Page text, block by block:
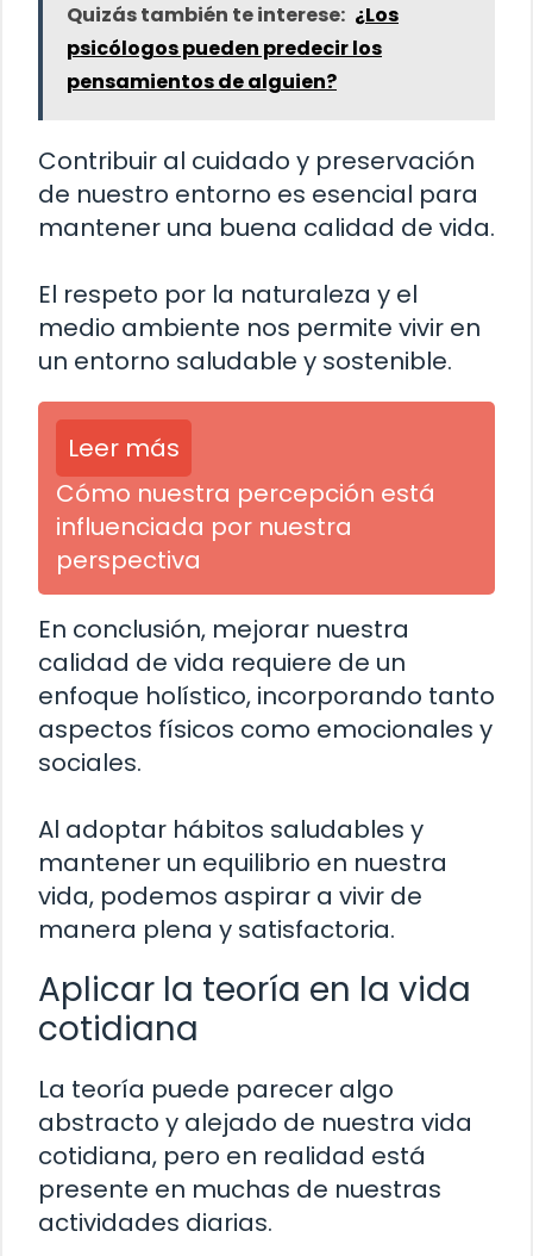
Quizás también te interese: ¿Los
psicólogos pueden predecir los
pensamientos de alguien?
Contribuir al cuidado y preservación
de nuestro entorno es esencial para
mantener una buena calidad de vida.
El respeto por la naturaleza y el
medio ambiente nos permite vivir en
un entorno saludable y sostenible.
Leer más
Cómo nuestra percepción está
influenciada por nuestra
perspectiva
En conclusión, mejorar nuestra
calidad de vida requiere de un
enfoque holístico, incorporando tanto
aspectos físicos como emocionales y
sociales.
Al adoptar hábitos saludables y
mantener un equilibrio en nuestra
vida, podemos aspirar a vivir de
manera plena y satisfactoria.
Aplicar la teoría en la vida
cotidiana
La teoría puede parecer algo
abstracto y alejado de nuestra vida
cotidiana, pero en realidad está
presente en muchas de nuestras
actividades diarias.